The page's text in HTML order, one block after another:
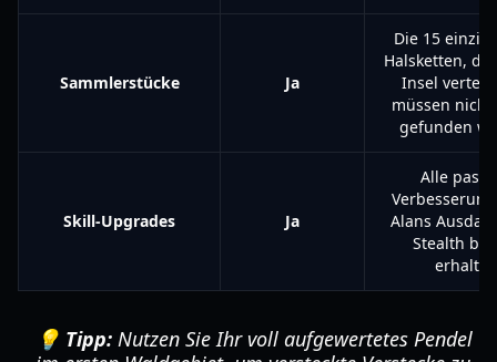
Sammlerstücke Ja
Die 15
Halsketten,
Insel
müssen
gefunden
Skill-Upgrades Ja
Alle
Alans
Stealth
💡 Tipp: Nutzen Sie Ihr voll aufgewertetes Pendel